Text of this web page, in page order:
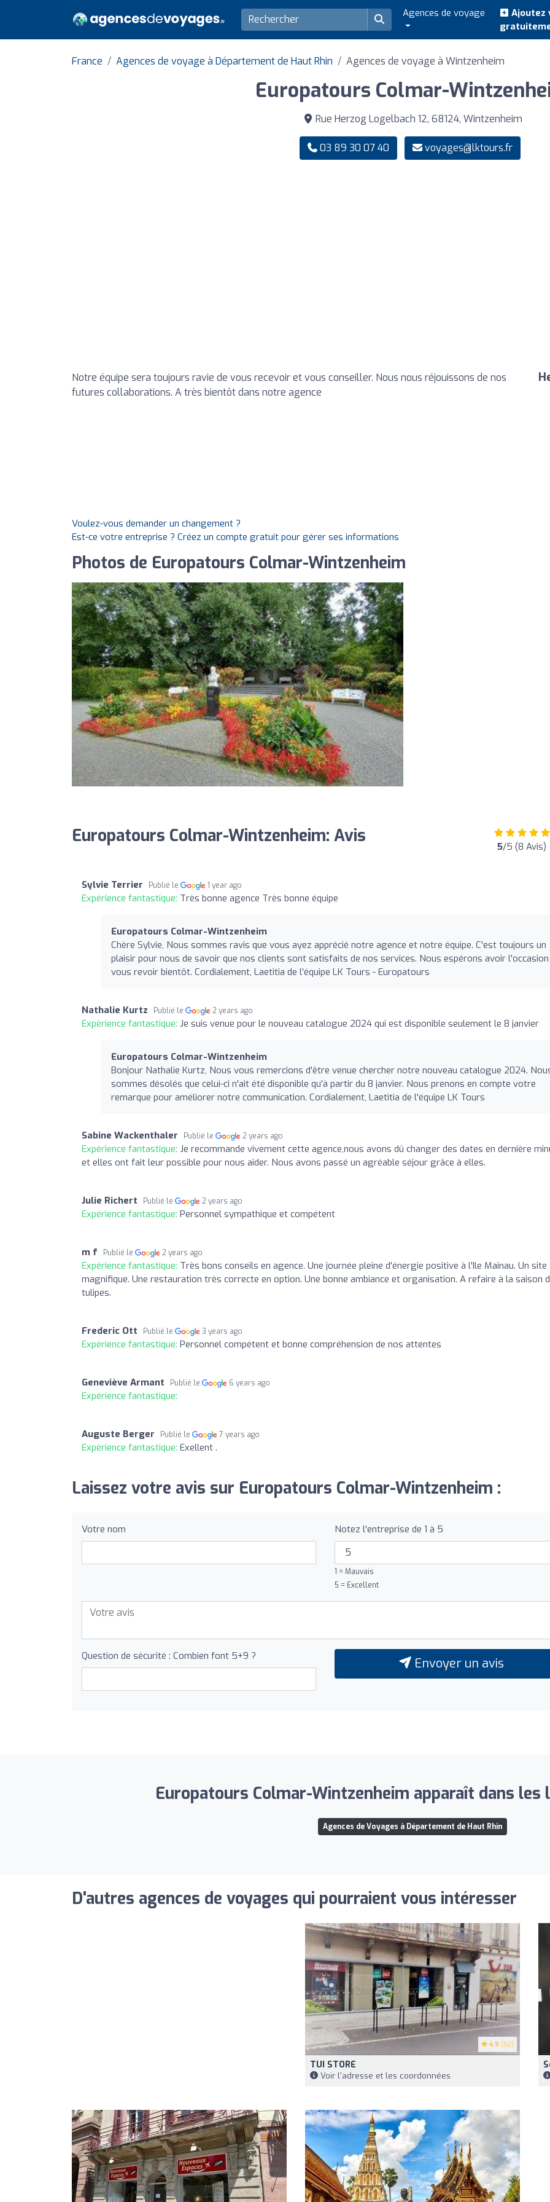
Agences de voyage
Ajoutez
France Agences de voyage à Département de Haut Rhin Agences de voyage à Wintzenheim
Europatours Colmar-
Rue Herzog Logelbach 12, 68124, Wintzenheim
03 89 30 07 40 voyages@lktours.fr
Notre équipe sera toujours ravie de vous recevoir et vous conseiller. Nous nous réjouissons de nos
futures collaborations. A très bientôt dans notre agence
Voulez-vous demander un changement ?
Est-ce votre entreprise ? Créez un compte gratuit pour gérer ses informations
Photos de Europatours Colmar-Wintzenheim
Europatours Colmar-Wintzenheim: Avis 5/5 (8 Avis)
Sylvie Terrier Publié le 1 year ago
Expérience fantastique: Très bonne agence Très bonne équipe
Europatours Colmar-Wintzenheim
Chère Sylvie, Nous sommes ravis que vous ayez apprécié notre agence et notre équipe. C'est toujours un
plaisir pour nous de savoir que nos clients sont satisfaits de nos services. Nous espérons avoir
vous revoir bientôt. Cordialement, Laetitia de l'équipe LK Tours - Europatours
Nathalie Kurtz Publié le 2 years ago
Expérience fantastique: Je suis venue pour le nouveau catalogue 2024 qui est disponible seulement le 8 janvier
Europatours Colmar-Wintzenheim
Bonjour Nathalie Kurtz, Nous vous remercions d'être venue chercher notre nouveau catalogue 2024.
sommes désolés que celui-ci n'ait été disponible qu'à partir du 8 janvier. Nous prenons en compte votre
remarque pour améliorer notre communication. Cordialement, Laetitia de l'équipe LK Tours
Sabine Wackenthaler Publié le 2 years ago
Expérience fantastique: Je recommande vivement cette agence,nous avons dû changer des dates en dernière
et elles ont fait leur possible pour nous aider. Nous avons passé un agréable séjour grâce à elles.
Julie Richert Publié le 2 years ago
Expérience fantastique: Personnel sympathique et compétent
m f Publié le 2 years ago
Expérience fantastique: Très bons conseils en agence. Une journée pleine d'énergie positive à l'Ile Mainau. Un site
magnifique. Une restauration très correcte en option. Une bonne ambiance et organisation. A refaire à la saison
tulipes.
Frederic Ott Publié le 3 years ago
Expérience fantastique: Personnel compétent et bonne compréhension de nos attentes
Geneviève Armant Publié le 6 years ago
Expérience fantastique:
Auguste Berger Publié le 7 years ago
Expérience fantastique: Exellent .
Laissez votre avis sur Europatours Colmar-Wintzenheim :
Votre nom Notez l'entreprise de 1 à 5
1 = Mauvais
5 = Excellent
Question de sécurité : Combien font 5+9 ? Envoyer un avis
Europatours Colmar-Wintzenheim apparaît dans les
Agences de Voyages à Département de Haut Rhin
D'autres agences de voyages qui pourraient vous intéresser
4.9 (52)
TUI STORE
Voir l'adresse et les coordonnées